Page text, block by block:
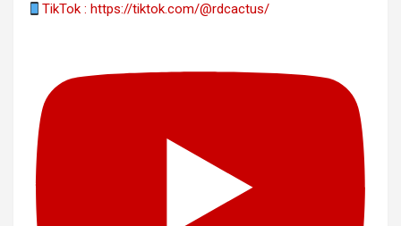
TikTok : https://tiktok.com/@rdcactus/